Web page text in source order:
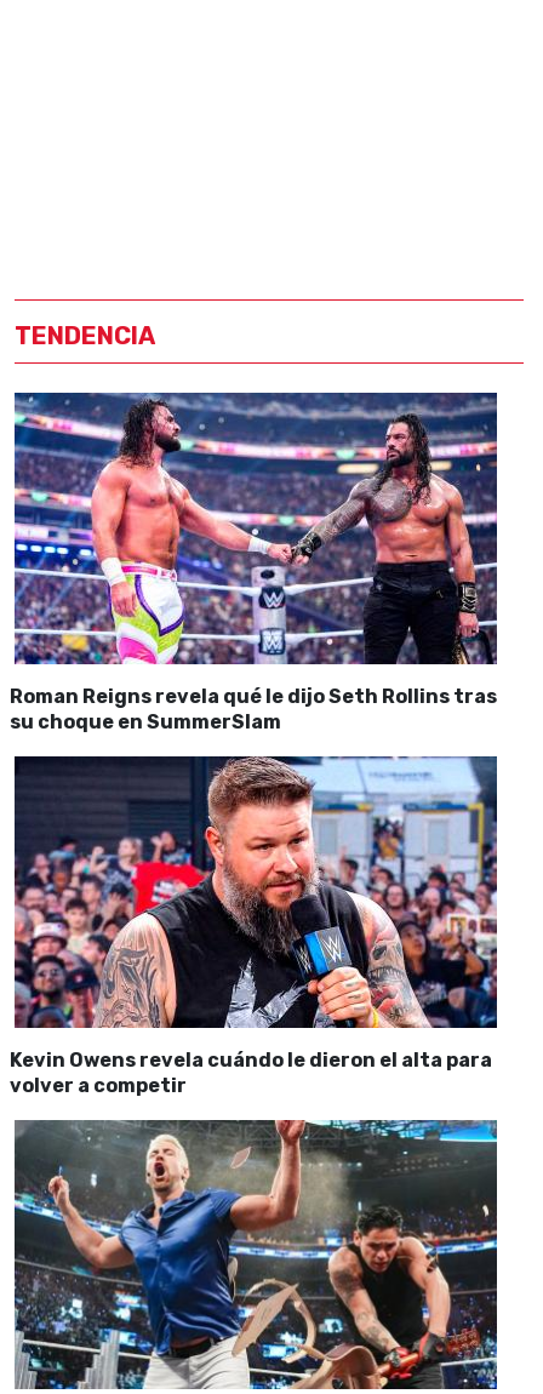
TENDENCIA
Roman Reigns revela qué le dijo Seth Rollins tras
su choque en SummerSlam
Kevin Owens revela cuándo le dieron el alta para
volver a competir